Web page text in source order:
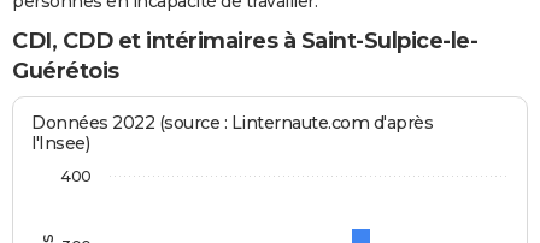
CDI, CDD et intérimaires à Saint-Sulpice-le-
Guérétois
Données 2022 (source : Linternaute.com d'après
l'Insee)
400